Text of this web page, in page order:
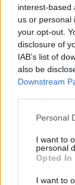
interest-based
us or personal
your opt-out.
disclosure of
IAB’s list of
also be
Downstream
Please note
not limited to
grant or deny
use your data
consent section.
Personal
I want to
personal
Opted In
I want to